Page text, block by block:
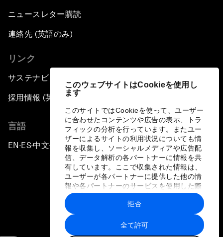
このウェブサイトはCookieを使用し
ます
このサイトではCookieを使って、ユーザー
に合わせたコンテンツや広告の表示、トラ
フィックの分析を行っています。またユー
ザーによるサイトの利用状況についても情
報を収集し、ソーシャルメディアや広告配
信、データ解析の各パートナーに情報を共
有しています。ここで収集された情報は、
ユーザーが各パートナーに提供した他の情
報や各パートナーのサービスを使用した際
に収集された情報と組み合わされ、各パー
トナーによって使用されることがありま
す。
全て許可
拒否
ニュースレター購読
連絡先 (英語のみ)
リンク
サステナビリティへの取り組み
採用情報 (英語のみ)
言語
EN ▪ ES▪中文▪ 日本語
プライバシーポリシーと利用規約
サイトマップ